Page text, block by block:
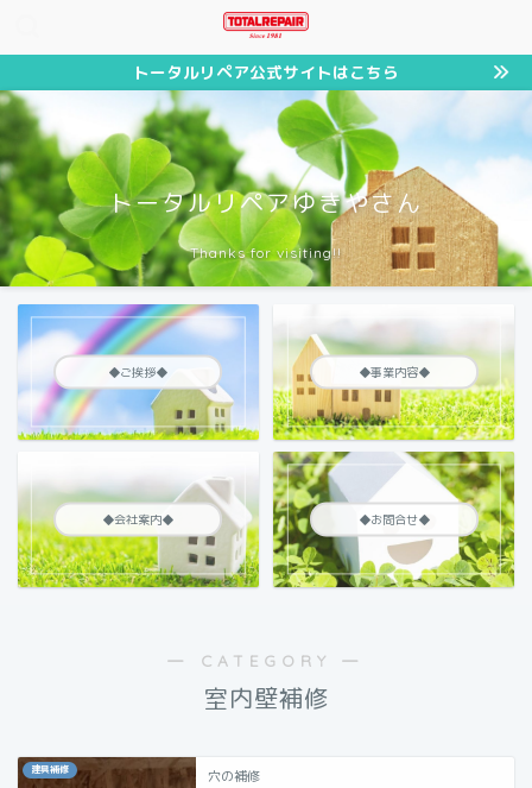
トータルリペア公式サイトはこちら
トータルリペアゆきやさん
Thanks for visiting!!
◆ご挨拶◆ ◆事業内容◆
◆会社案内◆ ◆お問合せ◆
― CATEGORY ―
室内壁補修
建具補修 穴の補修